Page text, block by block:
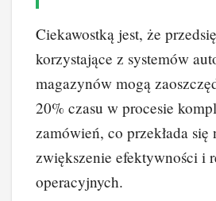
Ciekawostką jest, że
korzystające z systemów
magazynów mogą
20% czasu w procesie
zamówień, co przekłada się
zwiększenie efektywności i
operacyjnych.